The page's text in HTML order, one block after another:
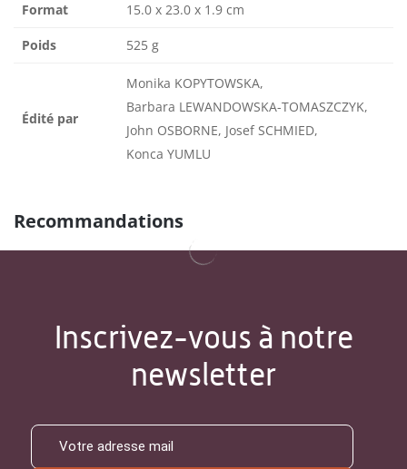
Format 15.0 x 23.0 x 1.9 cm
Poids 525 g
Édité par
Monika KOPYTOWSKA,
Barbara LEWANDOWSKA-TOMASZCZYK,
John OSBORNE, Josef SCHMIED,
Konca YUMLU
Recommandations
Inscrivez-vous à notre
newsletter